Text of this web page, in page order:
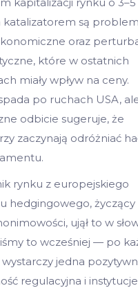
katalizatorem są
oraz
które w ostatnich
miały wpływ na ceny.
po ruchach USA,
odbicie sugeruje, że
zaczynają odróżniać
rynku z europejskiego
hedgingowego, życzący
ujął to w
to wcześniej — po
wystarczy jedna
regulacyjna i instytucje